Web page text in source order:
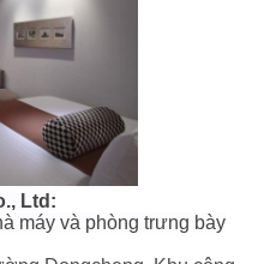
Ltd:
máy và phòng trưng bày